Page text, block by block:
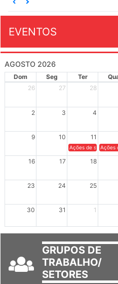
EVENTOS
AGOSTO 2026
Dom Seg Ter
26
27 28
2 3 4
9 10 11
Ações de Ações
16 17 18
23 24 25
30 31 1
GRUPOS DE
TRABALHO/
SETORES